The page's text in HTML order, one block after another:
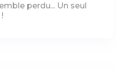
perdu... Un seul